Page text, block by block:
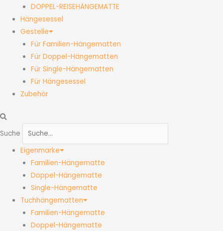
DOPPEL-REISEHÄNGEMATTE
Hängesessel
Gestelle
Für Familien-Hängematten
Für Doppel-Hängematten
Für Single-Hängematten
Für Hängesessel
Zubehör
Suche
Eigenmarke
Familien-Hängematte
Doppel-Hängematte
Single-Hängematte
Tuchhängematten
Familien-Hängematte
Doppel-Hängematte